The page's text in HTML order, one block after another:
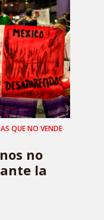
QUE NO VENDE
no
la